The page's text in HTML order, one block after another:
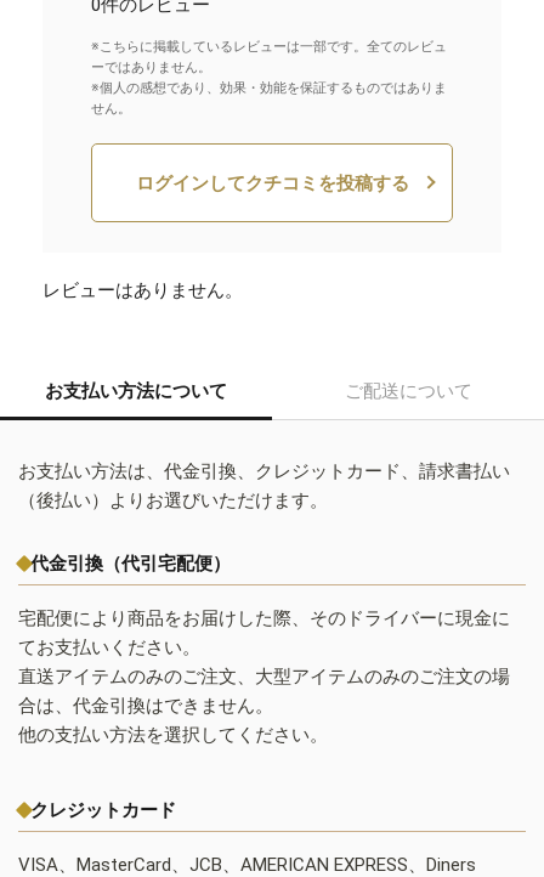
※こちらに掲載しているレビューは一部です。全てのレビュ
ーではありません。
※個人の感想であり、効果・効能を保証するものではありま
せん。
ログインしてクチコミを投稿する
レビューはありません。
お支払い方法について ご配送について
お支払い方法は、代金引換、クレジットカード、請求書払い
（後払い）よりお選びいただけます。
代金引換（代引宅配便）
宅配便により商品をお届けした際、そのドライバーに現金に
てお支払いください。
直送アイテムのみのご注文、大型アイテムのみのご注文の場
合は、代金引換はできません。
他の支払い方法を選択してください。
クレジットカード
VISA、MasterCard、JCB、AMERICAN EXPRESS、Diners